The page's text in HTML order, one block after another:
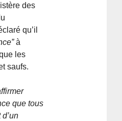
des
qu’il
à
les
saufs.
que tous